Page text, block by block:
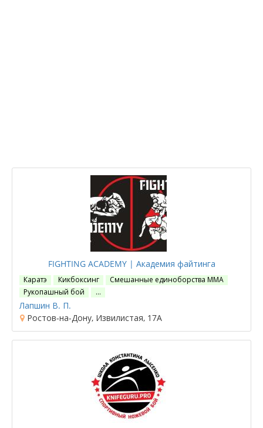
FIGHTING ACADEMY | Академия файтинга
Каратэ Кикбоксинг
Смешанные единоборства ММА
Рукопашный бой
…
Лапшин В. П.
Ростов-на-Дону, Извилистая, 17А